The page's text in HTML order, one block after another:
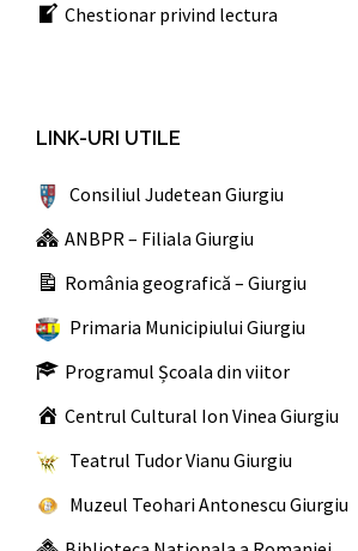
Chestionar privind lectura
LINK-URI UTILE
Consiliul Judetean Giurgiu
ANBPR – Filiala Giurgiu
România geografică – Giurgiu
Primaria Municipiului Giurgiu
Programul Școala din viitor
Centrul Cultural Ion Vinea Giurgiu
Teatrul Tudor Vianu Giurgiu
Muzeul Teohari Antonescu Giurgiu